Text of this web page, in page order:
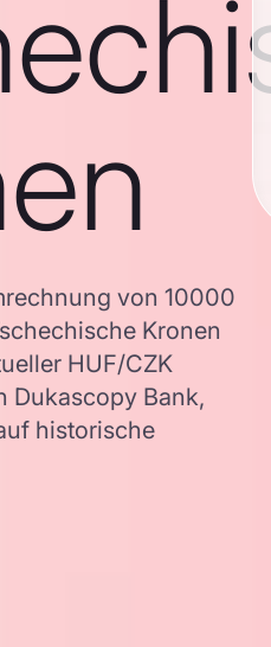
von 10000
Kronen
HUF/CZK
Dukascopy Bank,
historische